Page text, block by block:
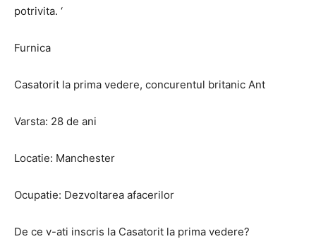
potrivita. ‘
Furnica
Casatorit la prima vedere, concurentul britanic Ant
Varsta: 28 de ani
Locatie: Manchester
Ocupatie: Dezvoltarea afacerilor
De ce v-ati inscris la Casatorit la prima vedere?